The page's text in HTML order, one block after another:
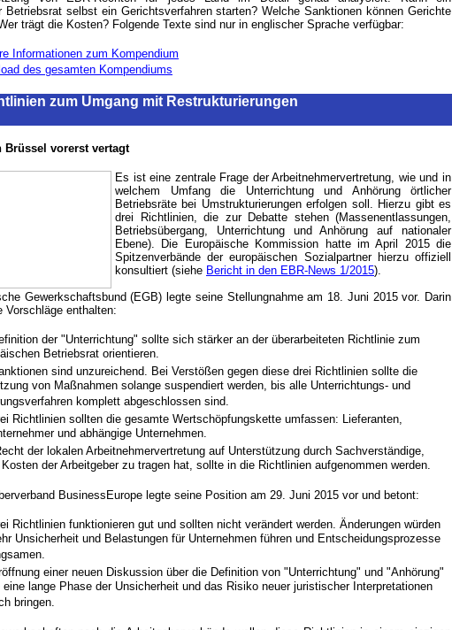
Betriebsrat selbst ein Gerichtsverfahren starten? Welche Sanktionen können Gerichte
trägt die Kosten? Folgende Texte sind nur in englischer Sprache verfügbar:
Informationen zum Kompendium
des gesamten Kompendiums
zum Umgang mit Restrukturierungen
Brüssel vorerst vertagt
Es ist eine zentrale Frage der Arbeitnehmervertretung, wie und in
welchem Umfang die Unterrichtung und Anhörung örtlicher
Betriebsräte bei Umstrukturierungen erfolgen soll. Hierzu gibt es
drei Richtlinien, die zur Debatte stehen (Massenentlassungen,
Betriebsübergang, Unterrichtung und Anhörung auf nationaler
Ebene). Die Europäische Kommission hatte im April 2015 die
Spitzenverbände der europäischen Sozialpartner hierzu offiziell
konsultiert (siehe Bericht in den EBR-News 1/2015).
Gewerkschaftsbund (EGB) legte seine Stellungnahme am 18. Juni 2015 vor. Darin
Vorschläge enthalten:
der "Unterrichtung" sollte sich stärker an der überarbeiteten Richtlinie zum
Betriebsrat orientieren.
sind unzureichend. Bei Verstößen gegen diese drei Richtlinien sollte die
von Maßnahmen solange suspendiert werden, bis alle Unterrichtungs- und
komplett abgeschlossen sind.
Richtlinien sollten die gesamte Wertschöpfungskette umfassen: Lieferanten,
und abhängige Unternehmen.
der lokalen Arbeitnehmervertretung auf Unterstützung durch Sachverständige,
der Arbeitgeber zu tragen hat, sollte in die Richtlinien aufgenommen werden.
BusinessEurope legte seine Position am 29. Juni 2015 vor und betont:
Richtlinien funktionieren gut und sollten nicht verändert werden. Änderungen würden
Unsicherheit und Belastungen für Unternehmen führen und Entscheidungsprozesse
einer neuen Diskussion über die Definition von "Unterrichtung" und "Anhörung"
eine lange Phase der Unsicherheit und das Risiko neuer juristischer Interpretationen
bringen.